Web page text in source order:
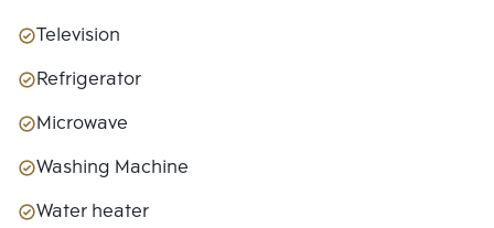
Television
Refrigerator
Microwave
Washing Machine
Water heater